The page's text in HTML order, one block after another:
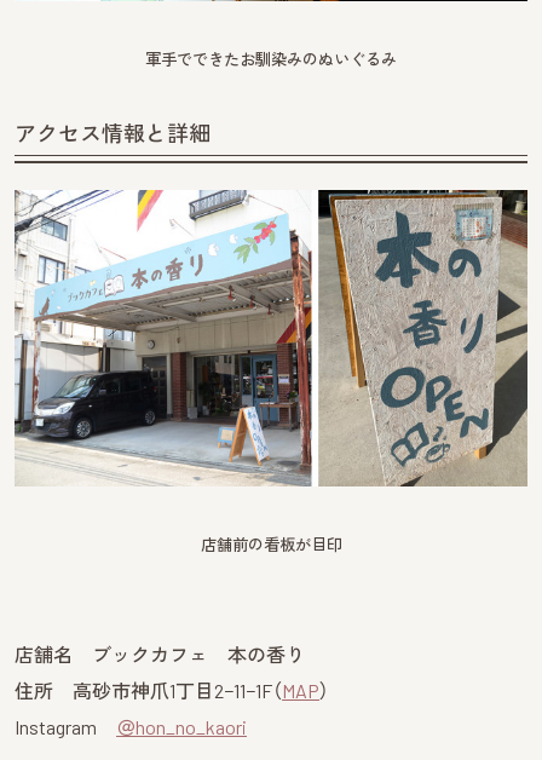
軍手でできたお馴染みのぬいぐるみ
アクセス情報と詳細
店舗前の看板が目印
店舗名 ブックカフェ 本の香り
住所 高砂市神爪1丁目2−11−1F（MAP）
Instagram
＠hon_no_kaori